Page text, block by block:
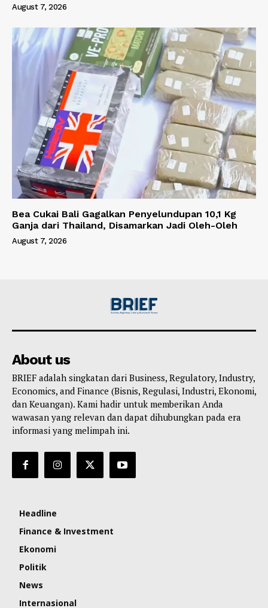
August 7, 2026
Bea Cukai Bali Gagalkan Penyelundupan 10,1 Kg
Ganja dari Thailand, Disamarkan Jadi Oleh-Oleh
August 7, 2026
About us
BRIEF adalah singkatan dari Business, Regulatory, Industry,
Economics, and Finance (Bisnis, Regulasi, Industri, Ekonomi,
dan Keuangan). Kami hadir untuk memberikan Anda
wawasan yang relevan dan dapat dihubungkan pada era
informasi yang melimpah ini.
Headline
Finance & Investment
Ekonomi
Politik
News
Internasional